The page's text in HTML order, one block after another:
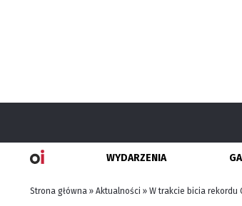
WYDARZENIA
Strona główna » Aktualności » W trakcie bicia rekordu